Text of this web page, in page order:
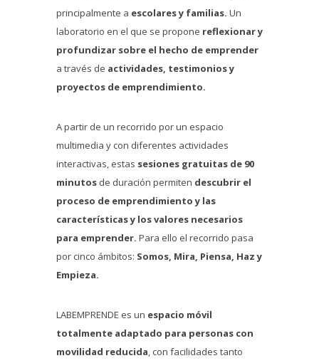
principalmente a escolares y familias. Un
laboratorio en el que se propone reflexionar y
profundizar sobre el hecho de emprender
a través de actividades, testimonios y
proyectos de emprendimiento.
A partir de un recorrido por un espacio
multimedia y con diferentes actividades
interactivas, estas sesiones gratuitas de 90
minutos de duración permiten descubrir el
proceso de emprendimiento y las
características y los valores necesarios
para emprender. Para ello el recorrido pasa
por cinco ámbitos: Somos, Mira, Piensa, Haz y
Empieza.
LABEMPRENDE es un espacio móvil
totalmente adaptado para personas con
movilidad reducida, con facilidades tanto